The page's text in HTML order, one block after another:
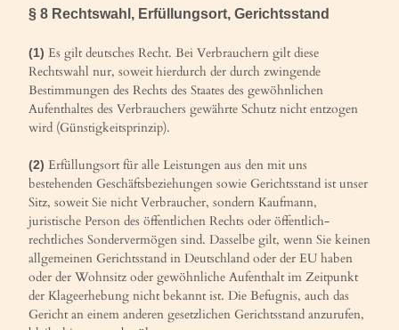
§ 8 Rechtswahl, Erfüllungsort, Gerichtsstand
(1) Es gilt deutsches Recht. Bei Verbrauchern gilt diese
Rechtswahl nur, soweit hierdurch der durch zwingende
Bestimmungen des Rechts des Staates des gewöhnlichen
Aufenthaltes des Verbrauchers gewährte Schutz nicht entzogen
wird (Günstigkeitsprinzip).
(2) Erfüllungsort für alle Leistungen aus den mit uns
bestehenden Geschäftsbeziehungen sowie Gerichtsstand ist unser
Sitz, soweit Sie nicht Verbraucher, sondern Kaufmann,
juristische Person des öffentlichen Rechts oder öffentlich-
rechtliches Sondervermögen sind. Dasselbe gilt, wenn Sie keinen
allgemeinen Gerichtsstand in Deutschland oder der EU haben
oder der Wohnsitz oder gewöhnliche Aufenthalt im Zeitpunkt
der Klageerhebung nicht bekannt ist. Die Befugnis, auch das
Gericht an einem anderen gesetzlichen Gerichtsstand anzurufen,